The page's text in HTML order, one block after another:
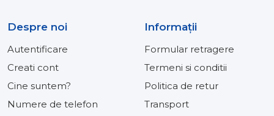
Despre noi
Autentificare
Creati cont
Cine suntem?
Numere de telefon
Informaţii
Formular retragere
Termeni si conditii
Politica de retur
Transport